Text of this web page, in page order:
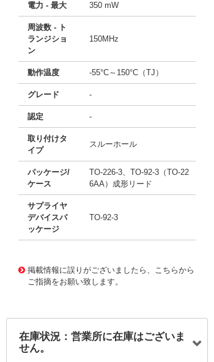
電力 - 最大 350 mW
周波数 - ト
ランジショ
ン
150MHz
動作温度 -55°C～150°C（TJ）
グレード -
認定 -
取り付けタ
イプ
スルーホール
パッケージ/
ケース
TO-226-3、TO-92-3（TO-22
6AA）成形リード
サプライヤ
デバイスパ
ッケージ
TO-92-3
掲載情報に誤りがございましたら、こちらから
ご指摘をお願い致します。
在庫状況：営業所に在庫はございま
せん。